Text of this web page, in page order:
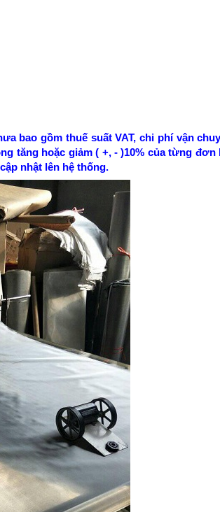
bao gồm thuế suất VAT, chi phí vận
tăng hoặc giảm ( +, - )10% của từng đơn
nhật lên hệ thống.​